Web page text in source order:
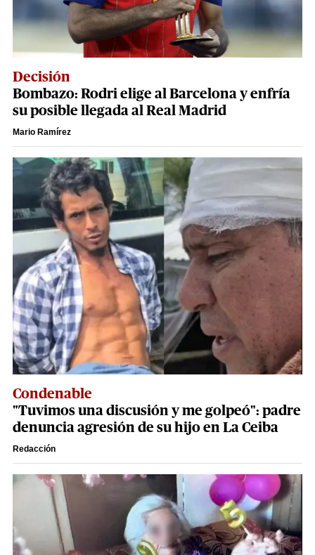
Decisión
Bombazo: Rodri elige al Barcelona y enfría
su posible llegada al Real Madrid
Mario Ramírez
Condenable
"Tuvimos una discusión y me golpeó": padre
denuncia agresión de su hijo en La Ceiba
Redacción